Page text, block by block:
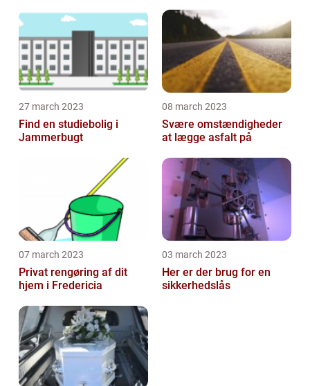
27 march 2023
Find en studiebolig i
Jammerbugt
08 march 2023
Svære omstændigheder
at lægge asfalt på
07 march 2023
Privat rengøring af dit
hjem i Fredericia
03 march 2023
Her er der brug for en
sikkerhedslås